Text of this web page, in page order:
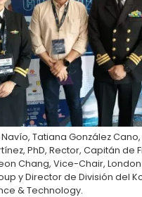
Tatiana González
PhD, Rector, Capitán de
Chang, Vice-Chair,
y Director de División del
& Technology.